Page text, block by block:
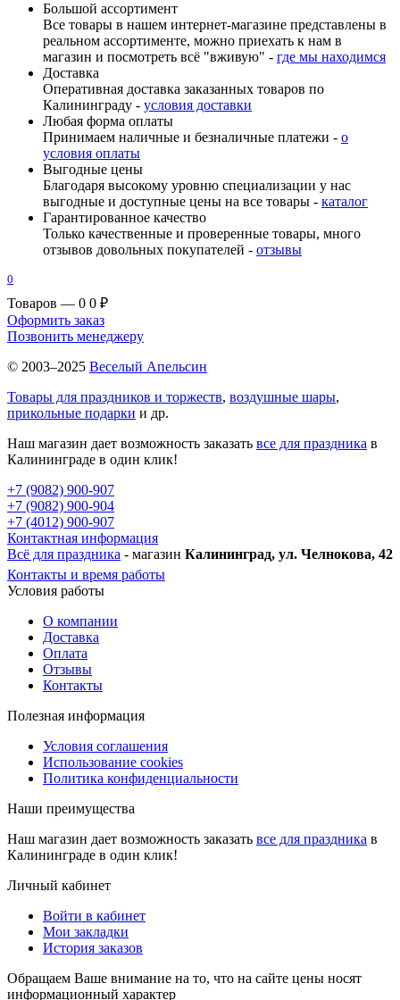
Большой ассортимент
Все товары в нашем интернет-магазине представлены в
реальном ассортименте, можно приехать к нам в
магазин и посмотреть всё "вживую" - где мы находимся
Доставка
Оперативная доставка заказанных товаров по
Калининграду - условия доставки
Любая форма оплаты
Принимаем наличные и безналичные платежи - о
условия оплаты
Выгодные цены
Благодаря высокому уровню специализации у нас
выгодные и доступные цены на все товары - каталог
Гарантированное качество
Только качественные и проверенные товары, много
отзывов довольных покупателей - отзывы
0
Товаров — 0 0 ₽
Оформить заказ
Позвонить менеджеру
© 2003–2025 Веселый Апельсин
Товары для праздников и торжеств, воздушные шары,
прикольные подарки и др.
Наш магазин дает возможность заказать все для праздника в
Калининграде в один клик!
+7 (9082) 900-907
+7 (9082) 900-904
+7 (4012) 900-907
Контактная информация
Всё для праздника - магазин Калининград, ул. Челнокова, 42
Контакты и время работы
Условия работы
О компании
Доставка
Оплата
Отзывы
Контакты
Полезная информация
Условия соглашения
Использование cookies
Политика конфиденциальности
Наши преимущества
Наш магазин дает возможность заказать все для праздника в
Калининграде в один клик!
Личный кабинет
Войти в кабинет
Мои закладки
История заказов
Обращаем Ваше внимание на то, что на сайте цены носят
информационный характер